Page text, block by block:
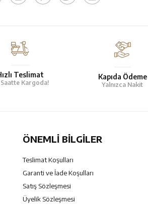
Teslimat
Kargoda!
Kapıda Ödeme
Yalnızca Nakit
ÖNEMLI BILGILER
Teslimat Koşulları
Garanti ve İade Koşulları
Satış Sözleşmesi
Üyelik Sözleşmesi